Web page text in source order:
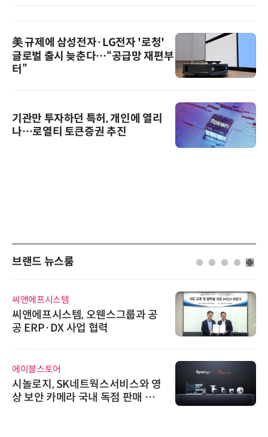
美 규제에 삼성전자·LG전자 '로청'
글로벌 출시 늦춘다…“공급망 재편부
터”
기관만 투자하던 특허, 개인에 열리
나…로열티 토큰증권 추진
브랜드 뉴스룸
씨앤에프시스템
씨앤에프시스템, 오웬스그룹과 공
공 ERP·DX 사업 협력
에이블스토어
시놀로지, SK네트웍스서비스와 영
상 보안 카메라 국내 독점 판매 파